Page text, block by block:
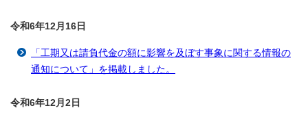
令和6年12月16 日
「工期又は請負代金の額に影響を及ぼす事象に関する情報の
通知について」を掲載しました。
令和6年12月2 日